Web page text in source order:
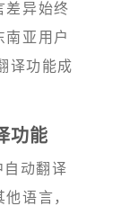
差异始终
南亚用户
译功能成
功能
自动翻译
语言，